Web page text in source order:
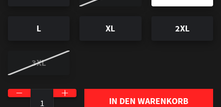
L XL 2XL
3XL
Produkt Anzahl: Gib den gewünschten Wert
IN DEN WARENKORB